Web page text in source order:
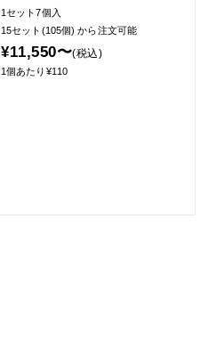
1セット7個入
15セット(105個)から注文可能
¥11,550〜(税込)
1個あたり¥110